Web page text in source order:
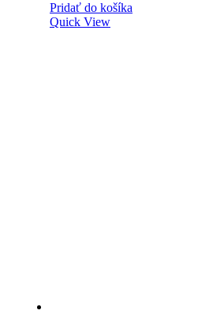
Pridať do košíka
Quick View